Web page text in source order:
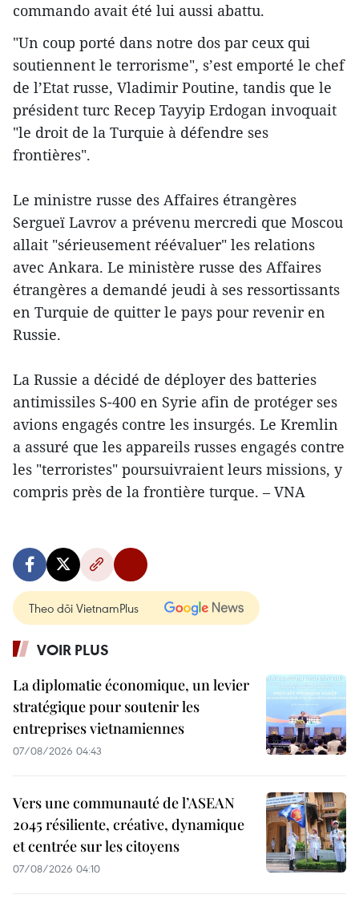
commando avait été lui aussi abattu.
"Un coup porté dans notre dos par ceux qui
soutiennent le terrorisme", s’est emporté le chef
de l’Etat russe, Vladimir Poutine, tandis que le
président turc Recep Tayyip Erdogan invoquait
"le droit de la Turquie à défendre ses
frontières".
Le ministre russe des Affaires étrangères
Sergueï Lavrov a prévenu mercredi que Moscou
allait "sérieusement réévaluer" les relations
avec Ankara. Le ministère russe des Affaires
étrangères a demandé jeudi à ses ressortissants
en Turquie de quitter le pays pour revenir en
Russie.
La Russie a décidé de déployer des batteries
antimissiles S-400 en Syrie afin de protéger ses
avions engagés contre les insurgés. Le Kremlin
a assuré que les appareils russes engagés contre
les "terroristes" poursuivraient leurs missions, y
compris près de la frontière turque. – VNA
Theo dõi VietnamPlus
VOIR PLUS
La diplomatie économique, un levier
stratégique pour soutenir les
entreprises vietnamiennes
07/08/2026 04:43
Vers une communauté de l’ASEAN
2045 résiliente, créative, dynamique
et centrée sur les citoyens
07/08/2026 04:10